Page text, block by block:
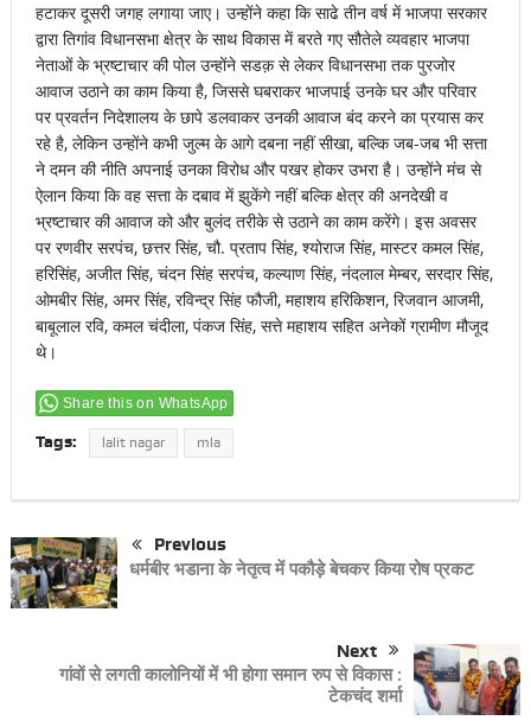
हटाकर दूसरी जगह लगाया जाए। उन्होंने कहा कि साढे तीन वर्ष में भाजपा सरकार
द्वारा तिगांव विधानसभा क्षेत्र के साथ विकास में बरते गए सौतेले व्यवहार भाजपा
नेताओं के भ्रष्टाचार की पोल उन्होंने सडक़ से लेकर विधानसभा तक पुरजोर
आवाज उठाने का काम किया है, जिससे घबराकर भाजपाई उनके घर और परिवार
पर प्रवर्तन निदेशालय के छापे डलवाकर उनकी आवाज बंद करने का प्रयास कर
रहे है, लेकिन उन्होंने कभी जुल्म के आगे दबना नहीं सीखा, बल्कि जब-जब भी सत्ता
ने दमन की नीति अपनाई उनका विरोध और पखर होकर उभरा है। उन्होंने मंच से
ऐलान किया कि वह सत्ता के दबाव में झुकेंगे नहीं बल्कि क्षेत्र की अनदेखी व
भ्रष्टाचार की आवाज को और बुलंद तरीके से उठाने का काम करेंगे। इस अवसर
पर रणवीर सरपंच, छत्तर सिंह, चौ. प्रताप सिंह, श्योराज सिंह, मास्टर कमल सिंह,
हरिसिंह, अजीत सिंह, चंदन सिंह सरपंच, कल्याण सिंह, नंदलाल मेम्बर, सरदार सिंह,
ओमबीर सिंह, अमर सिंह, रविन्द्र सिंह फौजी, महाशय हरिकिशन, रिजवान आजमी,
बाबूलाल रवि, कमल चंदीला, पंकज सिंह, सत्ते महाशय सहित अनेकों ग्रामीण मौजूद
थे।
Share this on WhatsApp
Tags: lalit nagar mla
Previous
धर्मबीर भडाना के नेतृत्व में पकौड़े बेचकर किया रोष प्रकट
Next
गांवों से लगती कालोनियों में भी होगा समान रुप से विकास :
टेकचंद शर्मा